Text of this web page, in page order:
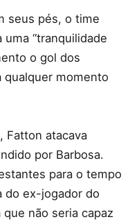
seus pés, o time
“tranquilidade
o gol dos
qualquer momento
Fatton atacava
por Barbosa.
para o tempo
do ex-jogador do
não seria capaz